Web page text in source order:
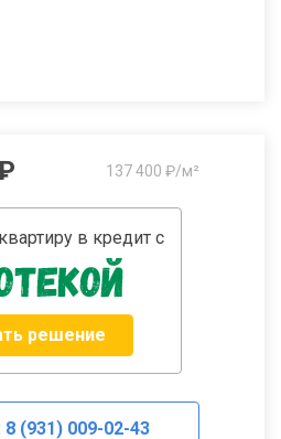
137 400 ₽/м²
в кредит с
решение
(931) 009-02-43